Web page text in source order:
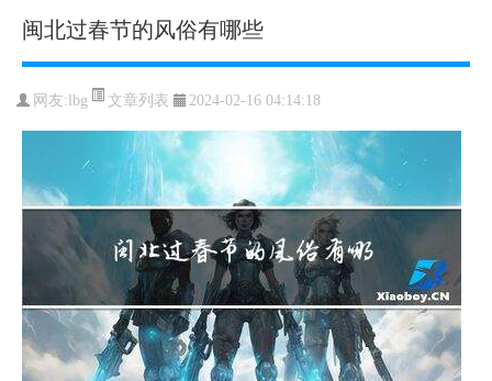
闽北过春节的风俗有哪些
网友:lbg 文章列表 2024-02-16 04:14:18